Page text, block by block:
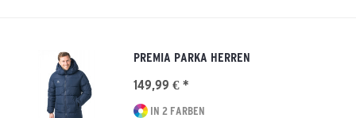
PREMIA PARKA HERREN
149,99 € *
IN 2 FARBEN